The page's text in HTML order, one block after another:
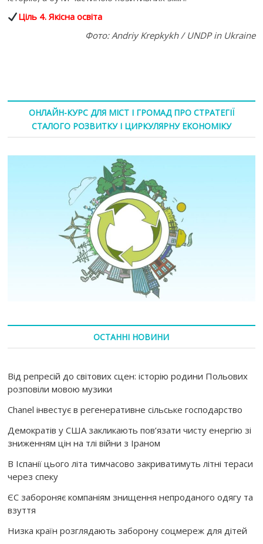
Ціль 4. Якісна освіта
Фото: Andriy Krepkykh / UNDP in Ukraine
ОНЛАЙН-КУРС ДЛЯ МІСТ І ГРОМАД ПРО СТРАТЕГІЇ
СТАЛОГО РОЗВИТКУ І ЦИРКУЛЯРНУ ЕКОНОМІКУ
ОСТАННІ НОВИНИ
Від репресій до світових сцен: історію родини Польових
розповіли мовою музики
Chanel інвестує в регенеративне сільське господарство
Демократів у США закликають пов’язати чисту енергію зі
зниженням цін на тлі війни з Іраном
В Іспанії цього літа тимчасово закриватимуть літні тераси
через спеку
ЄС забороняє компаніям знищення непроданого одягу та
взуття
Низка країн розглядають заборону соцмереж для дітей